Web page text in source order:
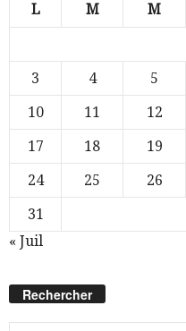
L M M
3
4 5
10
11 12
17
18 19
24
25 26
31
« Juil
Rechercher